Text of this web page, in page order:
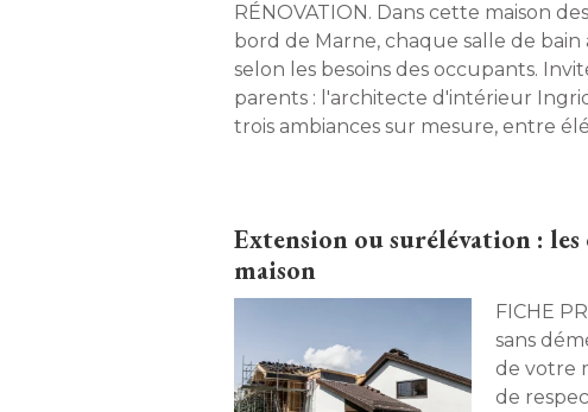
RÉNOVATION. Dans cette maison des années 80 en
bord de Marne, chaque salle de bain
selon les besoins des occupants.
parents : l'architecte d'intérieur
trois ambiances sur mesure, entre
Extension ou surélévation :
maison
FICHE PRATIQUE.
sans
de votre
de